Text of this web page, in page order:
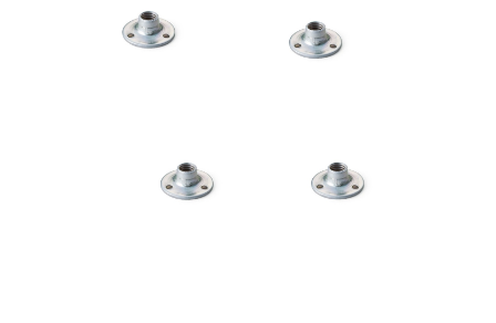
Il mio account